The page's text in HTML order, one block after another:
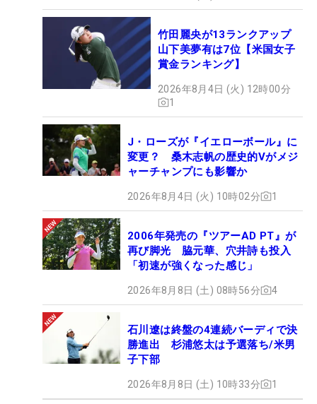
竹田麗央が13ランクアップ
山下美夢有は7位【米国女子
賞金ランキング】
2026年8月4日 (火) 12時00分
1
J・ローズが『イエローボール』に
変更？ 桑木志帆の歴史的Vがメジ
ャーチャンプにも影響か
2026年8月4日 (火) 10時02分 1
2006年発売の『ツアーAD PT』が
再び脚光 脇元華、穴井詩も投入
「初速が強くなった感じ」
2026年8月8日 (土) 08時56分 4
石川遼は終盤の4連続バーディで決
勝進出 杉浦悠太は予選落ち/米男
子下部
2026年8月8日 (土) 10時33分 1